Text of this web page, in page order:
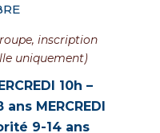
inscription
uniquement)
10h –
ans MERCREDI
9-14 ans